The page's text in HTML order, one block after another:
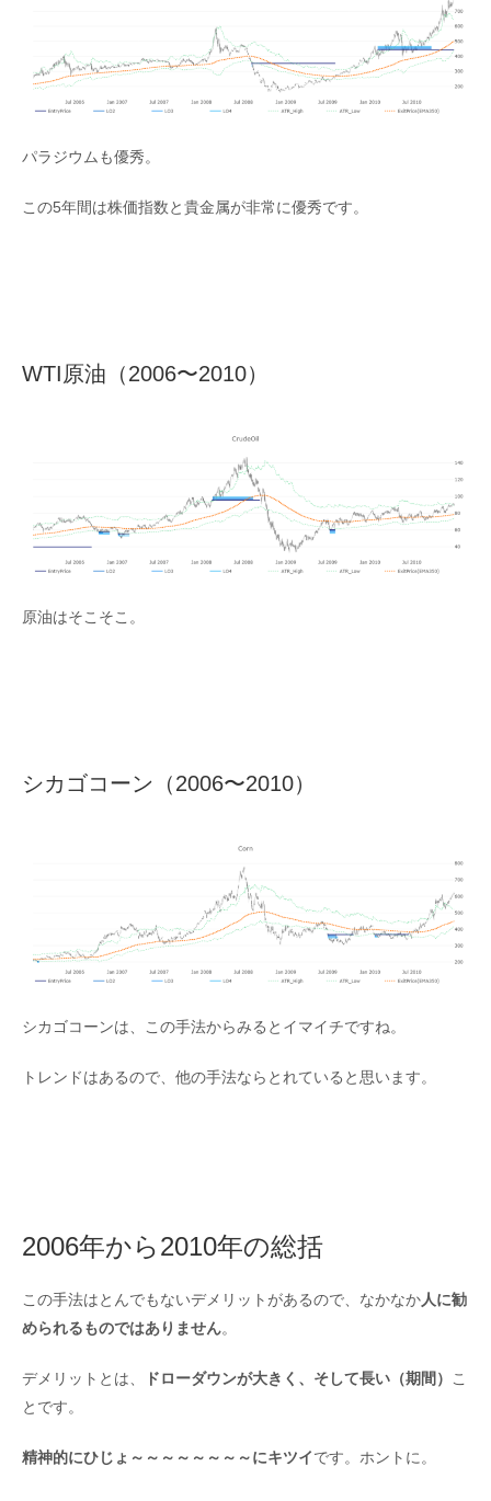
パラジウムも優秀。
この5年間は株価指数と貴金属が非常に優秀です。
WTI原油（2006〜2010）
原油はそこそこ。
シカゴコーン（2006〜2010）
シカゴコーンは、この手法からみるとイマイチですね。
トレンドはあるので、他の手法ならとれていると思います。
2006年から2010年の総括
この手法はとんでもないデメリットがあるので、なかなか人に勧
められるものではありません。
デメリットとは、 ドローダウンが大きく、そして長い（期間）
こ
とです。
精神的にひじょ～～～～～～～～にキツイです。ホントに。